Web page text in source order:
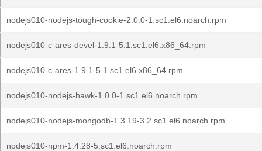
nodejs010-nodejs-tough-cookie-2.0.0-1.sc1.el6.noarch.rpm
nodejs010-c-ares-devel-1.9.1-5.1.sc1.el6.x86_64.rpm
nodejs010-c-ares-1.9.1-5.1.sc1.el6.x86_64.rpm
nodejs010-nodejs-hawk-1.0.0-1.sc1.el6.noarch.rpm
nodejs010-nodejs-mongodb-1.3.19-3.2.sc1.el6.noarch.rpm
nodejs010-npm-1.4.28-5.sc1.el6.noarch.rpm